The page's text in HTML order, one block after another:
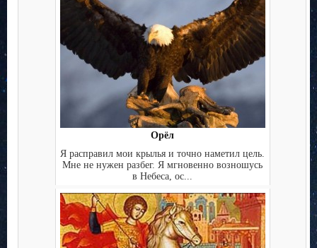
Орёл
Я расправил мои крылья и точно наметил цель.
Мне не нужен разбег. Я мгновенно возношусь
в Небеса, ос...